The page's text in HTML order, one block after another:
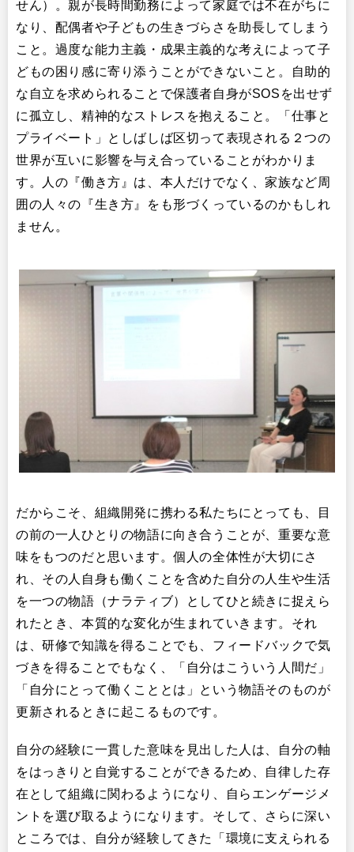
せん）。親が長時間勤務によって家庭では不在がちに
なり、配偶者や子どもの生きづらさを助長してしまう
こと。過度な能力主義・成果主義的な考えによって子
どもの困り感に寄り添うことができないこと。自助的
な自立を求められることで保護者自身がSOSを出せず
に孤立し、精神的なストレスを抱えること。「仕事と
プライベート」としばしば区切って表現される２つの
世界が互いに影響を与え合っていることがわかりま
す。人の『働き方』は、本人だけでなく、家族など周
囲の人々の『生き方』をも形づくっているのかもしれ
ません。
だからこそ、組織開発に携わる私たちにとっても、目
の前の一人ひとりの物語に向き合うことが、重要な意
味をもつのだと思います。個人の全体性が大切にさ
れ、その人自身も働くことを含めた自分の人生や生活
を一つの物語（ナラティブ）としてひと続きに捉えら
れたとき、本質的な変化が生まれていきます。それ
は、研修で知識を得ることでも、フィードバックで気
づきを得ることでもなく、「自分はこういう人間だ」
「自分にとって働くこととは」という物語そのものが
更新されるときに起こるものです。
自分の経験に一貫した意味を見出した人は、自分の軸
をはっきりと自覚することができるため、自律した存
在として組織に関わるようになり、自らエンゲージメ
ントを選び取るようになります。そして、さらに深い
ところでは、自分が経験してきた「環境に支えられる